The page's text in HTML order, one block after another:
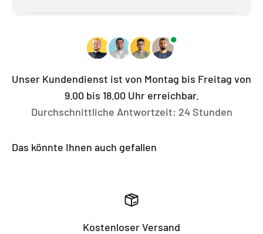
Unser Kundendienst ist von Montag bis Freitag von
9.00 bis 18.00 Uhr erreichbar.
Durchschnittliche Antwortzeit: 24 Stunden
Das könnte Ihnen auch gefallen
Kostenloser Versand